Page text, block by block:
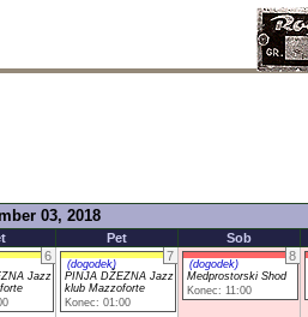
03, 2018
Pet Sob
6
Jazz
7
(dogodek)
PINJA DŽEZNA Jazz
klub Mazzoforte
Konec: 01:00
8
(dogodek)
Medprostorski Shod
Konec: 11:00